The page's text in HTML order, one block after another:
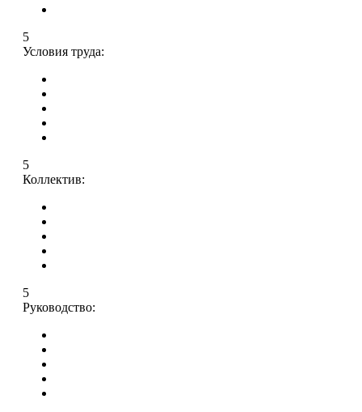
5
Условия труда:
5
Коллектив:
5
Руководство: